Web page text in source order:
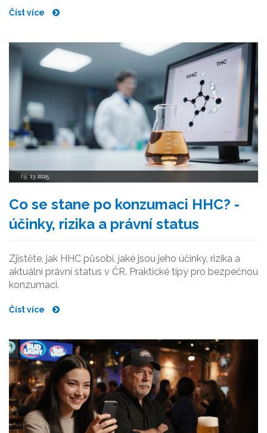
Číst více
říj, 13 2025
Co se stane po konzumaci HHC? -
účinky, rizika a právní status
Zjistěte, jak HHC působí, jaké jsou jeho účinky, rizika a
aktuální právní status v ČR. Praktické tipy pro bezpečnou
konzumaci.
Číst více